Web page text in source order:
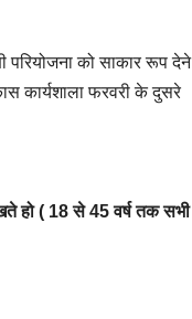
परियोजना को साकार रूप देने
कार्यशाला फरवरी के दुसरे
हो ( 18 से 45 वर्ष तक सभी